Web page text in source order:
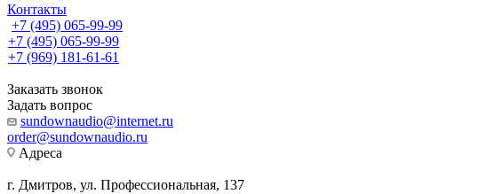
Контакты
+7 (495) 065-99-99
+7 (495) 065-99-99
+7 (969) 181-61-61
Заказать звонок
Задать вопрос
sundownaudio@internet.ru
order@sundownaudio.ru
Адреса
г. Дмитров, ул. Профессиональная, 137